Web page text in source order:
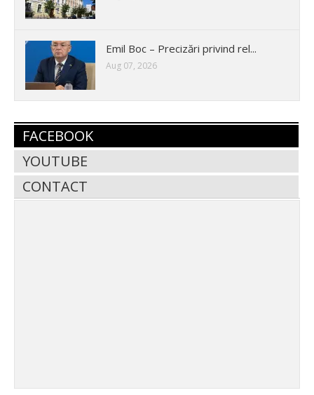
Emil Boc – Precizări privind rel...
Aug 07, 2026
FACEBOOK
YOUTUBE
CONTACT